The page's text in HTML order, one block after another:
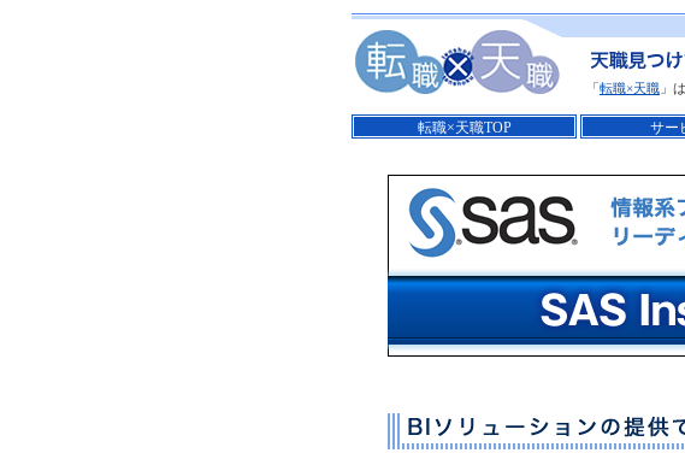
「転職×天職 」
転職×天職TOP サー